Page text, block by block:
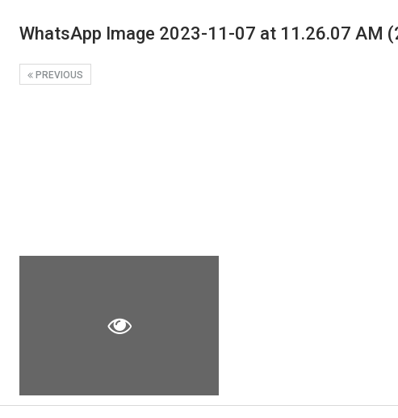
WhatsApp Image 2023-11-07 at 11.26.07 AM
PREVIOUS